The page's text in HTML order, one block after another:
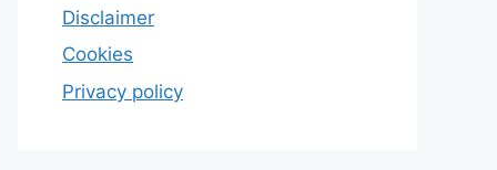
Disclaimer
Cookies
Privacy policy